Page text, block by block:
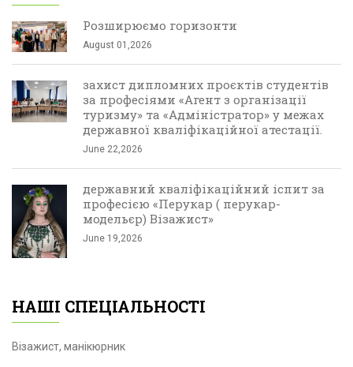
Розширюємо горизонти
August 01,2026
захист дипломних проєктів студентів
за професіями «Агент з організації
туризму» та «Адміністратор» у межах
державної кваліфікаційної атестації.
June 22,2026
державний кваліфікаційний іспит за
професією «Перукар ( перукар-
модельєр) Візажист»
June 19,2026
НАШІ СПЕЦІАЛЬНОСТІ
Візажист, манікюрник